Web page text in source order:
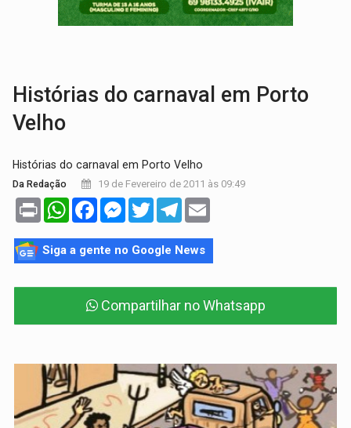
BARGANHA:Vai comprar celular usado? Veja como consultar o
Histórias do carnaval em Porto
Velho
Histórias do carnaval em Porto Velho
Da Redação 19 de Fevereiro de 2011 às 09:49
Print WhatsAppFacebookMessenger
TwitterTelegram
Siga a gente no Google News
Compartilhar no Whatsapp